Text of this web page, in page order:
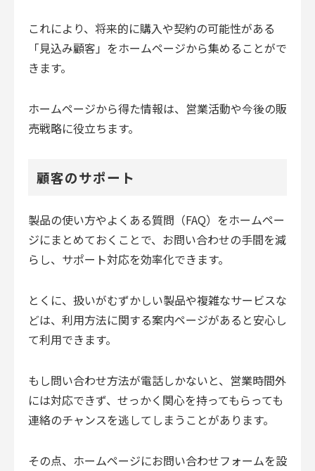
これにより、将来的に購入や契約の可能性がある
「見込み顧客」をホームページから集めることがで
きます。
ホームページから得た情報は、営業活動や今後の販
売戦略に役立ちます。
顧客のサポート
製品の使い方やよくある質問（FAQ）をホームペー
ジにまとめておくことで、お問い合わせの手間を減
らし、サポート対応を効率化できます。
とくに、扱いがむずかしい製品や複雑なサービスな
どは、利用方法に関する案内ページがあると安心し
て利用できます。
もし問い合わせ方法が電話しかないと、営業時間外
には対応できず、せっかく関心を持ってもらっても
連絡のチャンスを逃してしまうことがあります。
その点、ホームページにお問い合わせフォームを設